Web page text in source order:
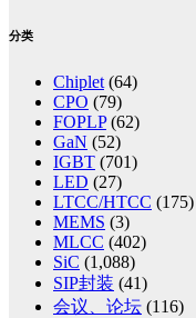
分类
Chiplet (64)
CPO (79)
FOPLP(62)
GaN (52)
IGBT (701)
LED (27)
LTCC/HTCC (175)
MEMS (3)
MLCC (402)
SiC (1,088)
SIP封装 (41)
会议、论坛 (116)